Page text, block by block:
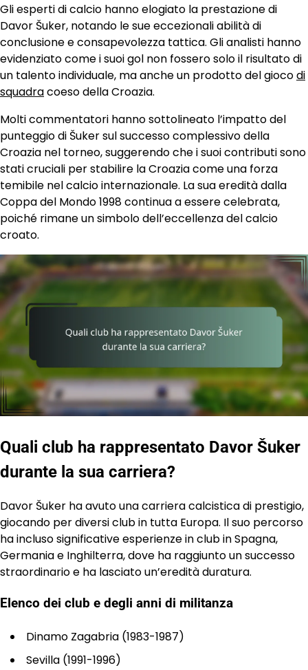
Gli esperti di calcio hanno elogiato la prestazione di
Davor Šuker, notando le sue eccezionali abilità di
conclusione e consapevolezza tattica. Gli analisti hanno
evidenziato come i suoi gol non fossero solo il risultato di
un talento individuale, ma anche un prodotto del giocodi
squadracoeso della Croazia.
Molti commentatori hanno sottolineato l’impatto del
punteggio di Šuker sul successo complessivo della
Croazia nel torneo, suggerendo che i suoi contributi sono
stati cruciali per stabilire la Croazia come una forza
temibile nel calcio internazionale. La sua eredità dalla
Coppa del Mondo 1998 continua a essere celebrata,
poiché rimane un simbolo dell’eccellenza del calcio
croato.
Quali club ha rappresentato Davor Šuker
durante la sua carriera?
Davor Šuker ha avuto una carriera calcistica di prestigio,
giocando per diversi club in tutta Europa. Il suo percorso
ha incluso significative esperienze in club in Spagna,
Germania e Inghilterra, dove ha raggiunto un successo
straordinario e ha lasciato un’eredità duratura.
Elenco dei club e degli anni di militanza
Dinamo Zagabria (1983-1987)
Sevilla (1991-1996)